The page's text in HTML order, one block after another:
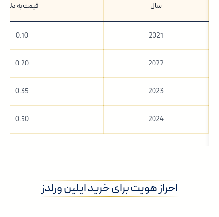
سال قیمت به دلار
2021
0.10
2022
0.20
2023
0.35
2024
0.50
احراز هویت برای خرید ایلین ورلدز